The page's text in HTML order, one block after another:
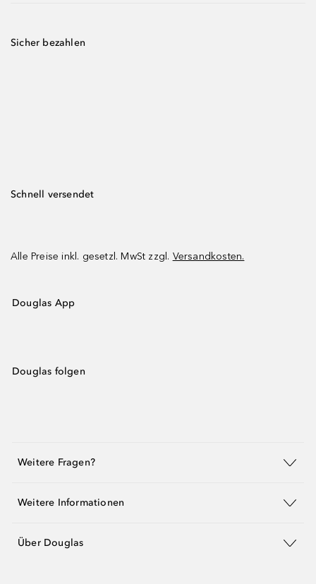
Sicher bezahlen
Schnell versendet
Alle Preise inkl. gesetzl. MwSt zzgl. Versandkosten.
Douglas App
Douglas folgen
Weitere Fragen?
Weitere Informationen
Über Douglas